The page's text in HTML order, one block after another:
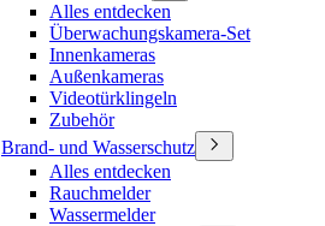
Alles entdecken
Überwachungskamera-Set
Innenkameras
Außenkameras
Videotürklingeln
Zubehör
Brand- und Wasserschutz
Alles entdecken
Rauchmelder
Wassermelder